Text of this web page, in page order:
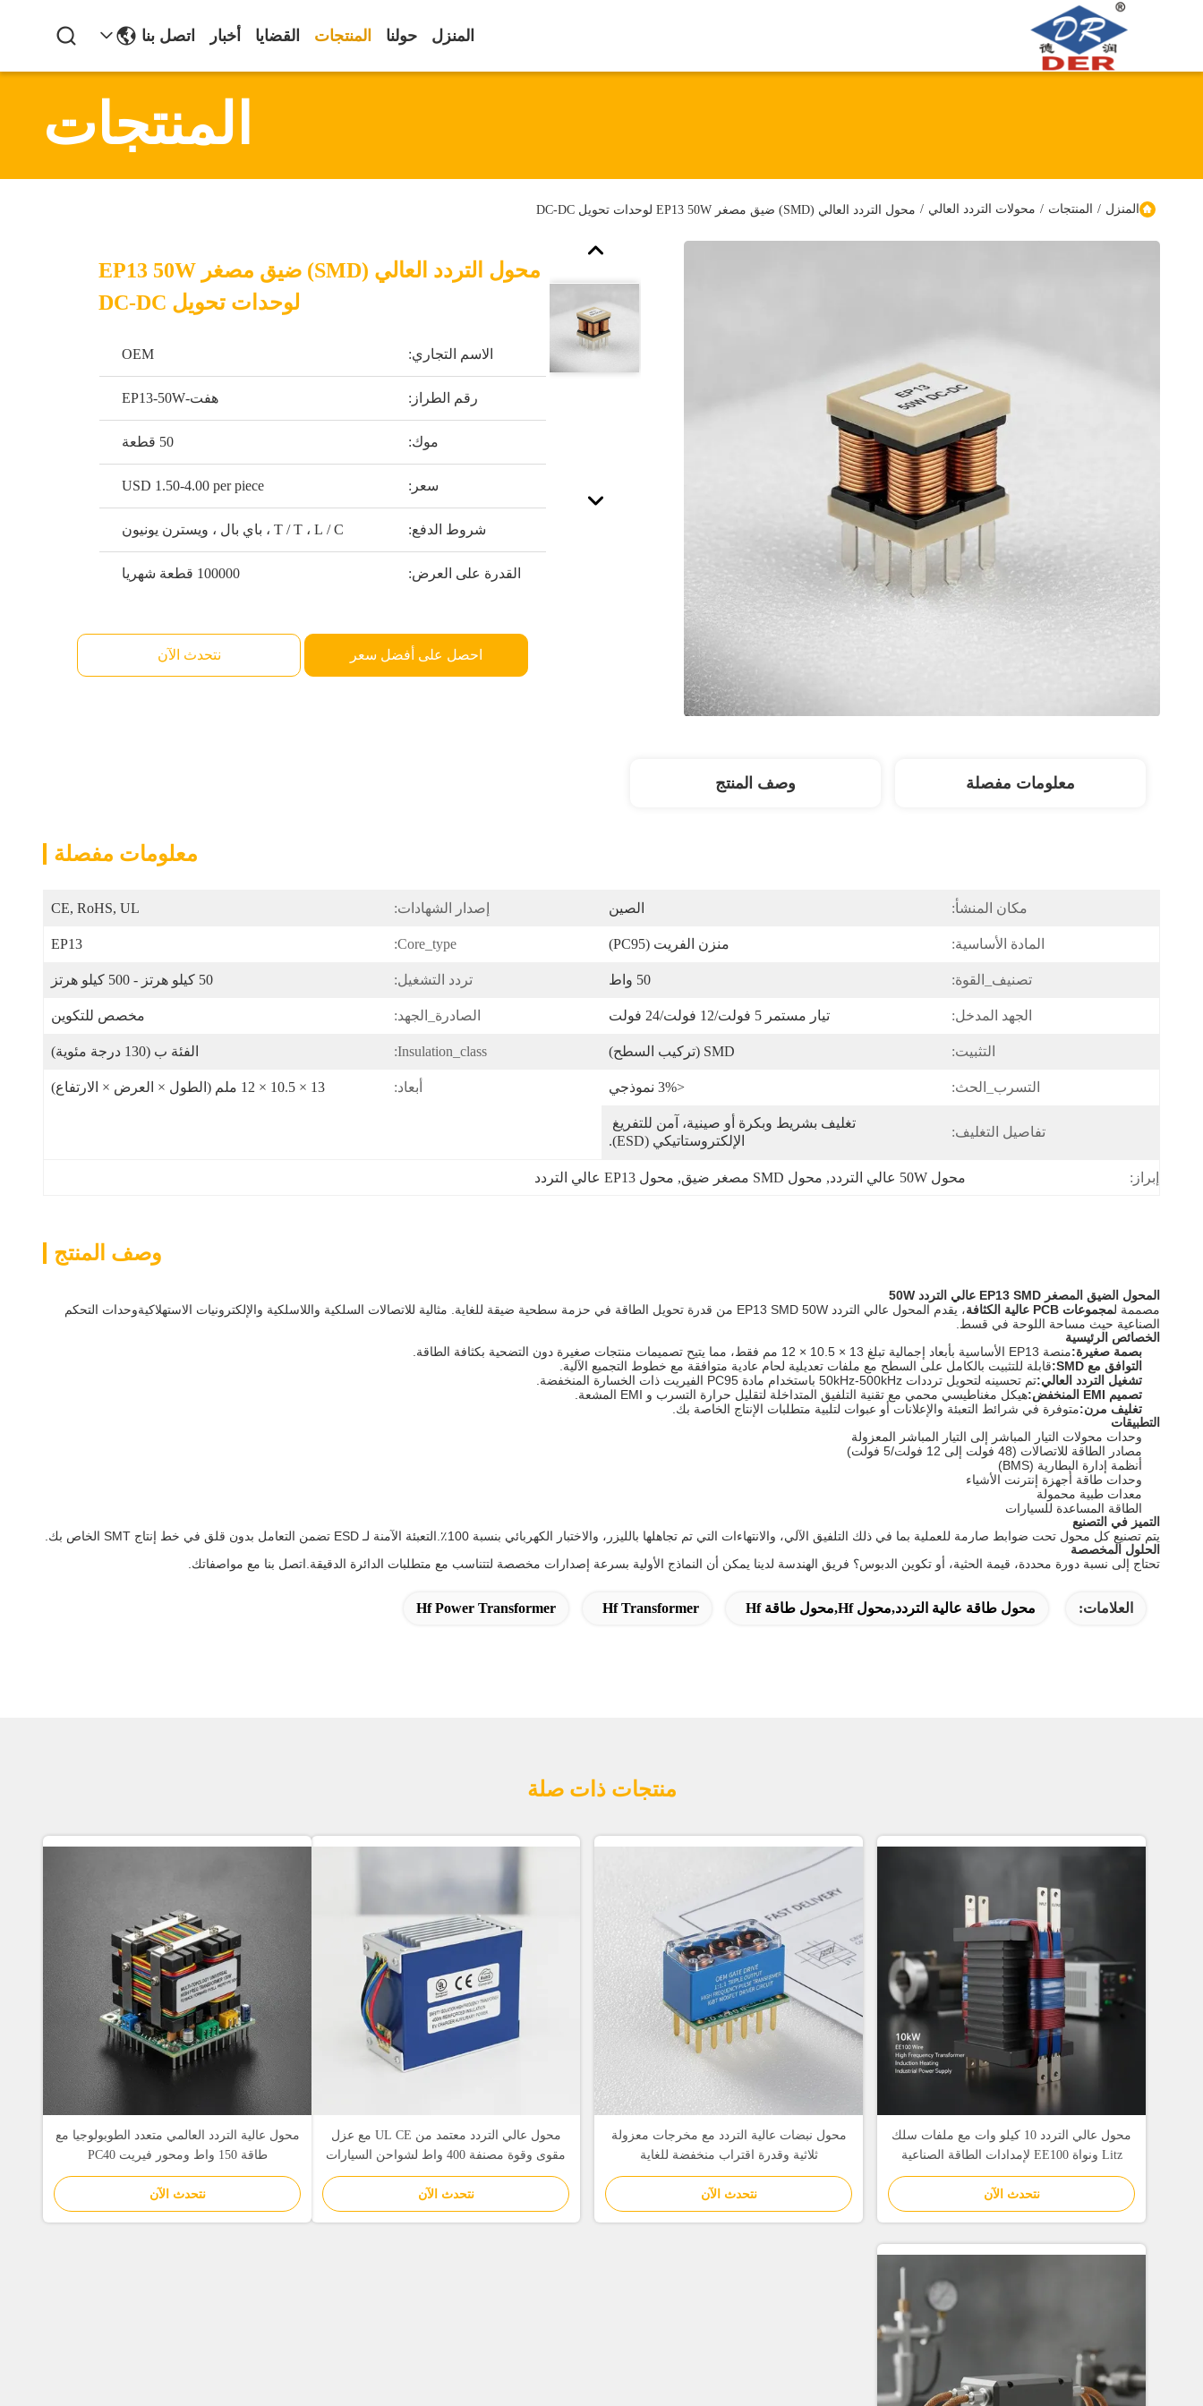
المنزل حولنا المنتجات القضايا أخبار اتصل بنا
المنتجات
المنزل / المنتجات / محولات التردد العالي / محول التردد العالي (SMD) ضيق مصغر EP13 50W لوحدات تحويل DC-DC
محول التردد العالي (SMD) ضيق مصغر EP13 50W
لوحدات تحويل DC-DC
الاسم التجاري: OEM
رقم الطراز: هفت-EP13-50W
موك: 50 قطعة
سعر: USD 1.50-4.00 per piece
شروط الدفع: T / T ، L / C ، باي بال ، ويسترن يونيون
القدرة على العرض: 100000 قطعة شهريا
احصل على أفضل سعر نتحدث الآن
معلومات مفصلة وصف المنتج
معلومات مفصلة
مكان المنشأ: الصين إصدار الشهادات: CE, RoHS, UL
المادة الأساسية: منزن الفريت (PC95) Core_type:
EP13
تصنيف_القوة: 50 واط تردد التشغيل: 50 كيلو هرتز - 500 كيلو هرتز
الجهد المدخل: تيار مستمر 5 فولت/12 فولت/24 فولت الصادرة_الجهد: مخصص للتكوين
التثبيت: SMD (تركيب السطح) Insulation_class: الفئة ب (130 درجة مئوية)
التسرب_الحث: <3% نموذجي أبعاد: 13 × 10.5 × 12 ملم (الطول × العرض × الارتفاع)
تفاصيل التغليف:
الإلكتروستاتيكي (ESD).
إبراز: محول 50W عالي التردد , محول SMD مصغر ضيق , محول EP13 عالي التردد
وصف المنتج
المحول الضيق المصغر EP13 SMD عالي التردد 50W
مصممة لمجموعات PCB عالية الكثافة
، يقدم المحول عالي التردد EP13 SMD 50W من قدرة تحويل الطاقة في حزمة سطحية ضيقة للغاية. مثالية للاتصالات السلكية واللاسلكية والإلكترونيات الاستهلاكيةوحدات التحكم
الصناعية حيث مساحة اللوحة في قسط.
الخصائص الرئيسية
بصمة صغيرة:منصة EP13 الأساسية بأبعاد إجمالية تبلغ 13 × 10.5 × 12 مم فقط، مما يتيح تصميمات منتجات صغيرة دون التضحية بكثافة الطاقة.
التوافق مع SMD:
قابلة للتثبيت بالكامل على السطح مع ملفات تعديلية لحام عادية متوافقة مع خطوط التجميع الآلية.
تشغيل التردد العالي:تم تحسينه لتحويل ترددات 50kHz-500kHz باستخدام مادة PC95 الفيريت ذات الخسارة المنخفضة.
تصميم EMI المنخفض:
هيكل مغناطيسي محمي مع تقنية التلفيق المتداخلة لتقليل حرارة التسرب و EMI المشعة.
تغليف مرن:متوفرة في شرائط التعبئة والإعلانات أو عبوات لتلبية متطلبات الإنتاج الخاصة بك.
التطبيقات
وحدات محولات التيار المباشر إلى التيار المباشر المعزولة
مصادر الطاقة للاتصالات (48 فولت إلى 12 فولت/5 فولت)
أنظمة إدارة البطارية (BMS)
وحدات طاقة أجهزة إنترنت الأشياء
معدات طبية محمولة
الطاقة المساعدة للسيارات
التميز في التصنيع
يتم تصنيع كل محول تحت ضوابط صارمة للعملية بما في ذلك التلفيق الآلي، والانتهاءات التي تم تجاهلها بالليزر، والاختبار الكهربائي بنسبة 100٪.التعبئة الآمنة لـ ESD تضمن التعامل بدون قلق في خط إنتاج SMT الخاص بك.
الحلول المخصصة
تحتاج إلى نسبة دورة محددة، قيمة الحثية، أو تكوين الدبوس؟ فريق الهندسة لدينا يمكن أن النماذج الأولية بسرعة إصدارات مخصصة لتتناسب مع متطلبات الدائرة الدقيقة.اتصل بنا مع مواصفاتك.
العلامات: محول طاقة عالية التردد,محول Hf,محول طاقة Hf Hf Transformer
Hf Power Transformer
منتجات ذات صلة
محول عالي التردد 10 كيلو وات مع ملفات سلك
Litz ونواة EE100 لإمدادات الطاقة الصناعية
نتحدث الآن
محول نبضات عالية التردد مع مخرجات معزولة
ثلاثية وقدرة اقتراب منخفضة للغاية
نتحدث الآن
محول عالي التردد معتمد من UL CE مع عزل
مقوى وقوة مصنفة 400 واط لشواحن السيارات
الكهربائية
نتحدث الآن
محول عالية التردد العالمي متعدد الطوبولوجيا مع
طاقة 150 واط ومحور فيريت PC40
نتحدث الآن